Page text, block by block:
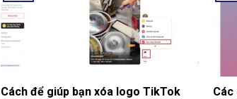
Cách để giúp bạn xóa logo TikTok
Các